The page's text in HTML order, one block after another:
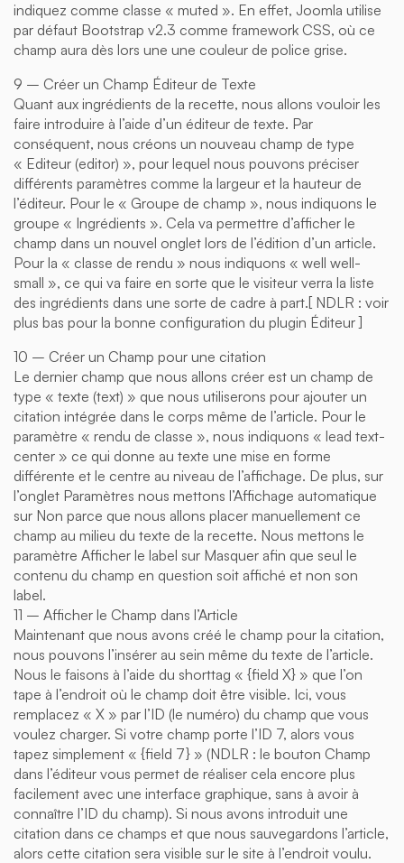
indiquez comme classe « muted ». En effet, Joomla utilise
par défaut Bootstrap v2.3 comme framework CSS, où ce
champ aura dès lors une une couleur de police grise.
9 – Créer un Champ Éditeur de Texte
Quant aux ingrédients de la recette, nous allons vouloir les
faire introduire à l’aide d’un éditeur de texte. Par
conséquent, nous créons un nouveau champ de type
« Editeur (editor) », pour lequel nous pouvons préciser
différents paramètres comme la largeur et la hauteur de
l’éditeur. Pour le « Groupe de champ », nous indiquons le
groupe « Ingrédients ». Cela va permettre d’afficher le
champ dans un nouvel onglet lors de l’édition d’un article.
Pour la « classe de rendu » nous indiquons « well well-
small », ce qui va faire en sorte que le visiteur verra la liste
des ingrédients dans une sorte de cadre à part.[ NDLR : voir
plus bas pour la bonne configuration du plugin Éditeur ]
10 – Créer un Champ pour une citation
Le dernier champ que nous allons créer est un champ de
type « texte (text) » que nous utiliserons pour ajouter un
citation intégrée dans le corps même de l’article. Pour le
paramètre « rendu de classe », nous indiquons « lead text-
center » ce qui donne au texte une mise en forme
différente et le centre au niveau de l’affichage. De plus, sur
l’onglet Paramètres nous mettons l’Affichage automatique
sur Non parce que nous allons placer manuellement ce
champ au milieu du texte de la recette. Nous mettons le
paramètre Afficher le label sur Masquer afin que seul le
contenu du champ en question soit affiché et non son
label.
11 – Afficher le Champ dans l’Article
Maintenant que nous avons créé le champ pour la citation,
nous pouvons l’insérer au sein même du texte de l’article.
Nous le faisons à l’aide du shorttag « {field X} » que l’on
tape à l’endroit où le champ doit être visible. Ici, vous
remplacez « X » par l’ID (le numéro) du champ que vous
voulez charger. Si votre champ porte l’ID 7, alors vous
tapez simplement « {field 7} » (NDLR : le bouton Champ
dans l’éditeur vous permet de réaliser cela encore plus
facilement avec une interface graphique, sans à avoir à
connaître l’ID du champ). Si nous avons introduit une
citation dans ce champs et que nous sauvegardons l’article,
alors cette citation sera visible sur le site à l’endroit voulu.